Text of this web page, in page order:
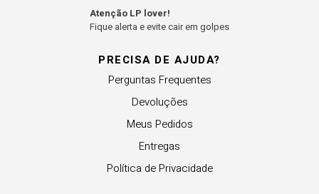
PRECISA DE AJUDA?
Perguntas Frequentes
Devoluções
Meus Pedidos
Entregas
Política de Privacidade
Atenção LP lover!
Fique alerta e evite cair em golpes